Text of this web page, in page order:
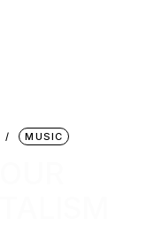
MUSIC